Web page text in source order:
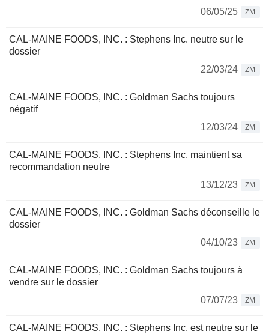
06/05/25
ZM
CAL-MAINE FOODS, INC. : Stephens Inc. neutre sur le
dossier
22/03/24
ZM
CAL-MAINE FOODS, INC. : Goldman Sachs toujours
négatif
12/03/24
ZM
CAL-MAINE FOODS, INC. : Stephens Inc. maintient sa
recommandation neutre
13/12/23
ZM
CAL-MAINE FOODS, INC. : Goldman Sachs déconseille le
dossier
04/10/23
ZM
CAL-MAINE FOODS, INC. : Goldman Sachs toujours à
vendre sur le dossier
07/07/23
ZM
CAL-MAINE FOODS, INC. : Stephens Inc. est neutre sur le